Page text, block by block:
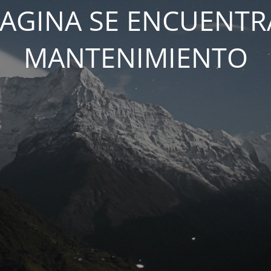
SE
MANTENIMIENTO